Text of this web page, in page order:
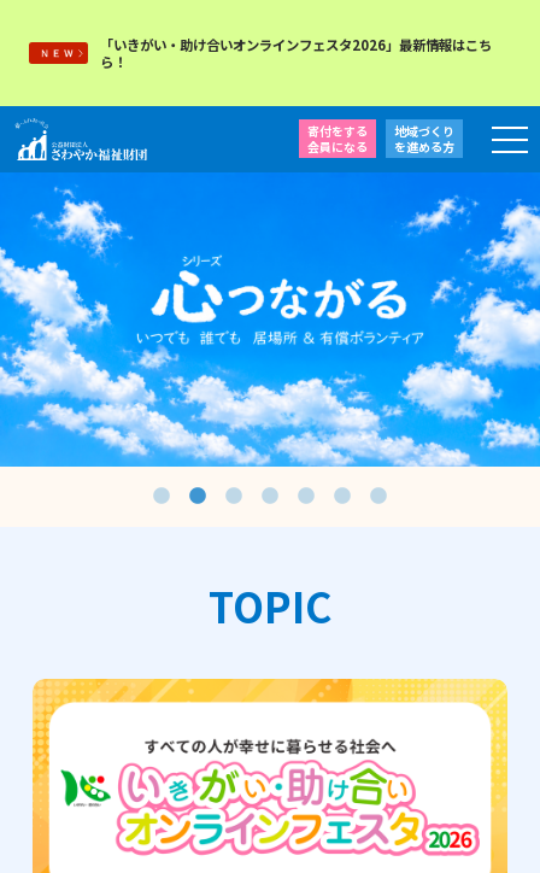
「いきがい・助け合いオンラインフェスタ2026」最新情報はこち
ら！
寄付をする
会員になる
地域づくり
を進める方
TOPIC